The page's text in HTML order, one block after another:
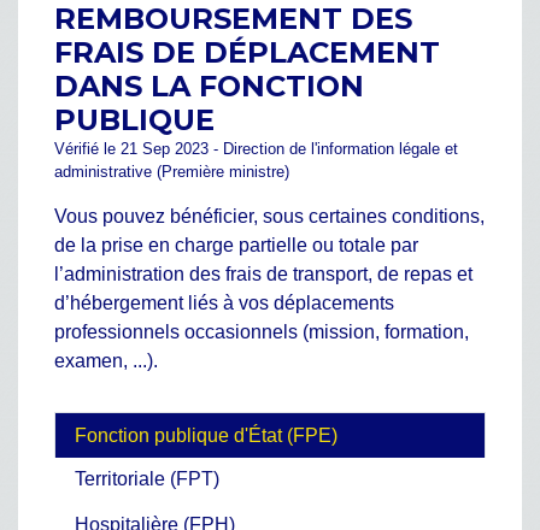
REMBOURSEMENT DES
FRAIS DE DÉPLACEMENT
DANS LA FONCTION
PUBLIQUE
Vérifié le 21 Sep 2023 - Direction de l'information légale et
administrative (Première ministre)
Vous pouvez bénéficier, sous certaines conditions,
de la prise en charge partielle ou totale par
l’administration des frais de transport, de repas et
d’hébergement liés à vos déplacements
professionnels occasionnels (mission, formation,
examen, ...).
Fonction publique d'État (FPE)
Territoriale (FPT)
Hospitalière (FPH)